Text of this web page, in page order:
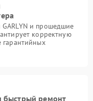
и прошедшие
корректную
гарантийных
быстрый ремонт